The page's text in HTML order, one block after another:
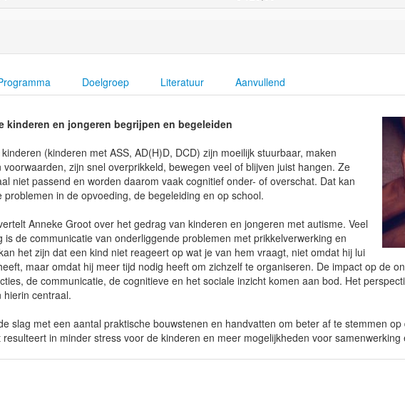
Doelgroep Literatuur Aanvullend
kinderen en jongeren begrijpen en begeleiden
(kinderen met ASS, AD(H)D, DCD) zijn moeilijk stuurbaar, maken
voorwaarden, zijn snel overprikkeld, bewegen veel of blijven juist hangen. Ze
niet passend en worden daarom vaak cognitief onder- of overschat. Dat kan
problemen in de opvoeding, de begeleiding en op school.
Anneke Groot over het gedrag van kinderen en jongeren met autisme. Veel
is de communicatie van onderliggende problemen met prikkelverwerking en
het zijn dat een kind niet reageert op wat je van hem vraagt, niet omdat hij lui
maar omdat hij meer tijd nodig heeft om zichzelf te organiseren. De impact op de
de communicatie, de cognitieve en het sociale inzicht komen aan bod. Het
hierin centraal.
slag met een aantal praktische bouwstenen en handvatten om beter af te stemmen
in minder stress voor de kinderen en meer mogelijkheden voor samenwerking